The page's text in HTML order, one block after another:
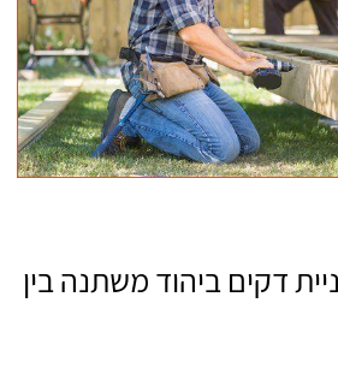
דקים ביהוד משתנה בין